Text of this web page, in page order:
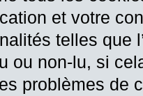
et votre
telles que
ou non-lu, si
problèmes de